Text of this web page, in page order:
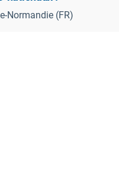
Normandie (FR)